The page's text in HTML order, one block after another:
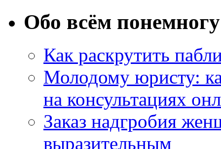
Обо всём понемногу
Как раскрутить
Молодому юристу:
на консультациях
Заказ надгробия
выразительным